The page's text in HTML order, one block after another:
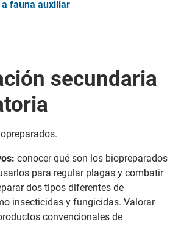
fauna auxiliar
secundaria
conocer qué son los biopreparados
para regular plagas y combatir
dos tipos diferentes de
insecticidas y fungicidas. Valorar
convencionales de